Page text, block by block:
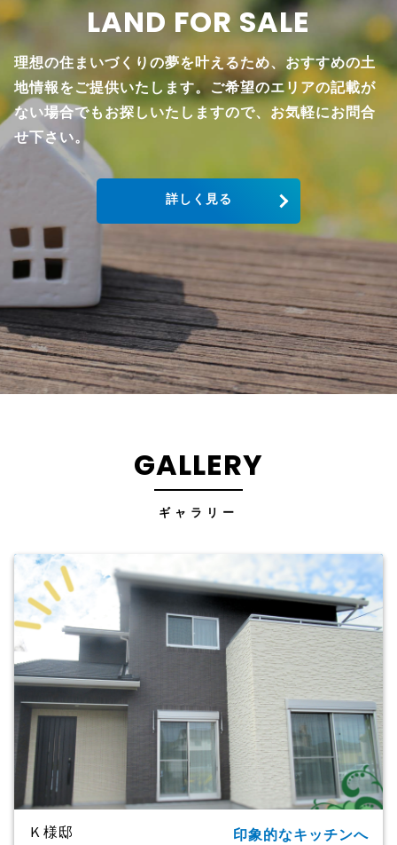
LAND FOR SALE
理想の住まいづくりの夢を叶えるため、おすすめの土
地情報をご提供いたします。ご希望のエリアの記載が
ない場合でもお探しいたしますので、お気軽にお問合
せ下さい。
詳しく見る
GALLERY
ギャラリー
Ｋ様邸 印象的なキッチンへ